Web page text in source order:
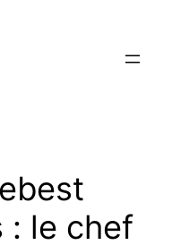
: le chef